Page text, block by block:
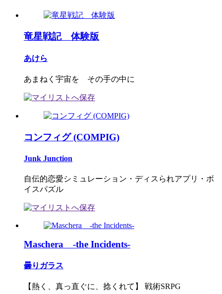
竜星戦記 体験版
あけら
あまねく宇宙を その手の中に
コンフィグ (COMPIG)
Junk Junction
自伝的恋愛シミュレーション・ディスられアプリ・ボ
イスパズル
Maschera -the Incidents-
曇りガラス
【熱く、真っ直ぐに、捻くれて】 戦術SRPG